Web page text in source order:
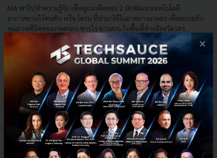
NIA พาไปทำความรู้จัก เพื่อดูแนวคิดของ 2 นักพัฒนาเทคโนโลยี
อากาศยานไร้คนขับ หรือ โดรน ที่นำมาใช้ในภาคการเกษตร เพื่อยกระดับ
คุณภาพชีวิตของเกษตรกร ชาวไร่ ชาวสวน ในพื้นที่ต่างจังหวัด เตร...
| ByTechsauce Team
SID Drone NOVYDRONE
×